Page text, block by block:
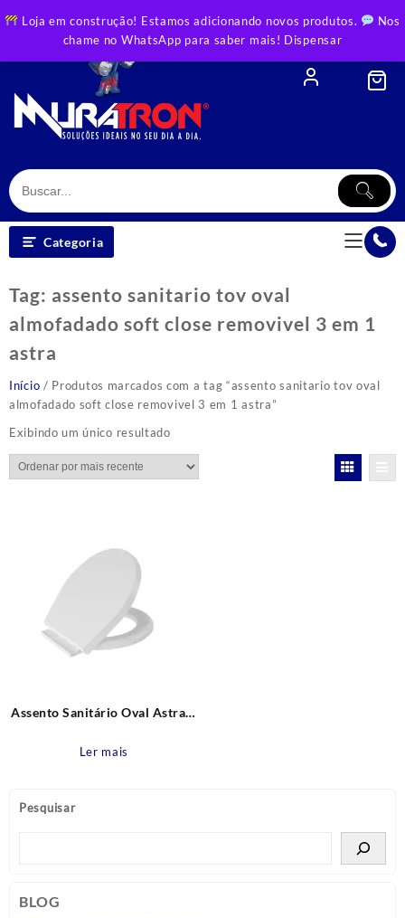
Loja em construção! Estamos adicionando novos produtos.
Nos
chame no WhatsApp para saber mais! Dispensar
to
Categoria
Pesquisar
BLOG
Tag: assento sanitario tov oval
almofadado soft close removivel 3 em 1
astra
Início / Produtos marcados com a tag “assento sanitario tov oval
almofadado soft close removivel 3 em 1 astra”
Exibindo um único resultado
Assento Sanitário Oval Astra 3
Fechamento Suave (Soft Close)
Ler mais